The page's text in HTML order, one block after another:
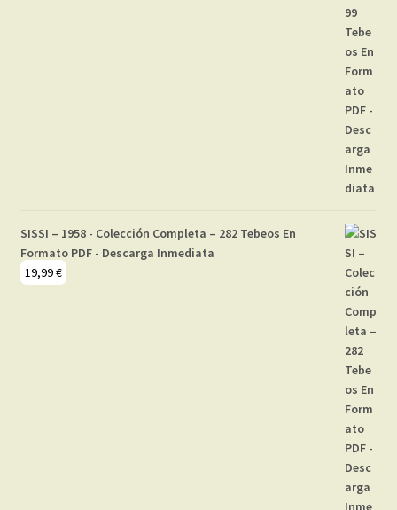
SISSI – 1958 - Colección Completa – 282 Tebeos En
Formato PDF - Descarga Inmediata
19,99€